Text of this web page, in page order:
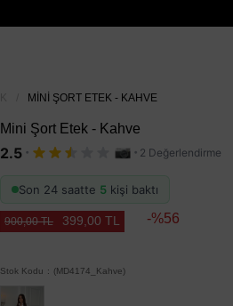
MINI ŞORT ETEK - KAHVE
Mini Şort Etek - Kahve
2.5 · · 2 Değerlendirme
Son 24 saatte 5 kişi baktı
900,00 TL 399,00 TL 56
Stok Kodu (MD4174_Kahve)